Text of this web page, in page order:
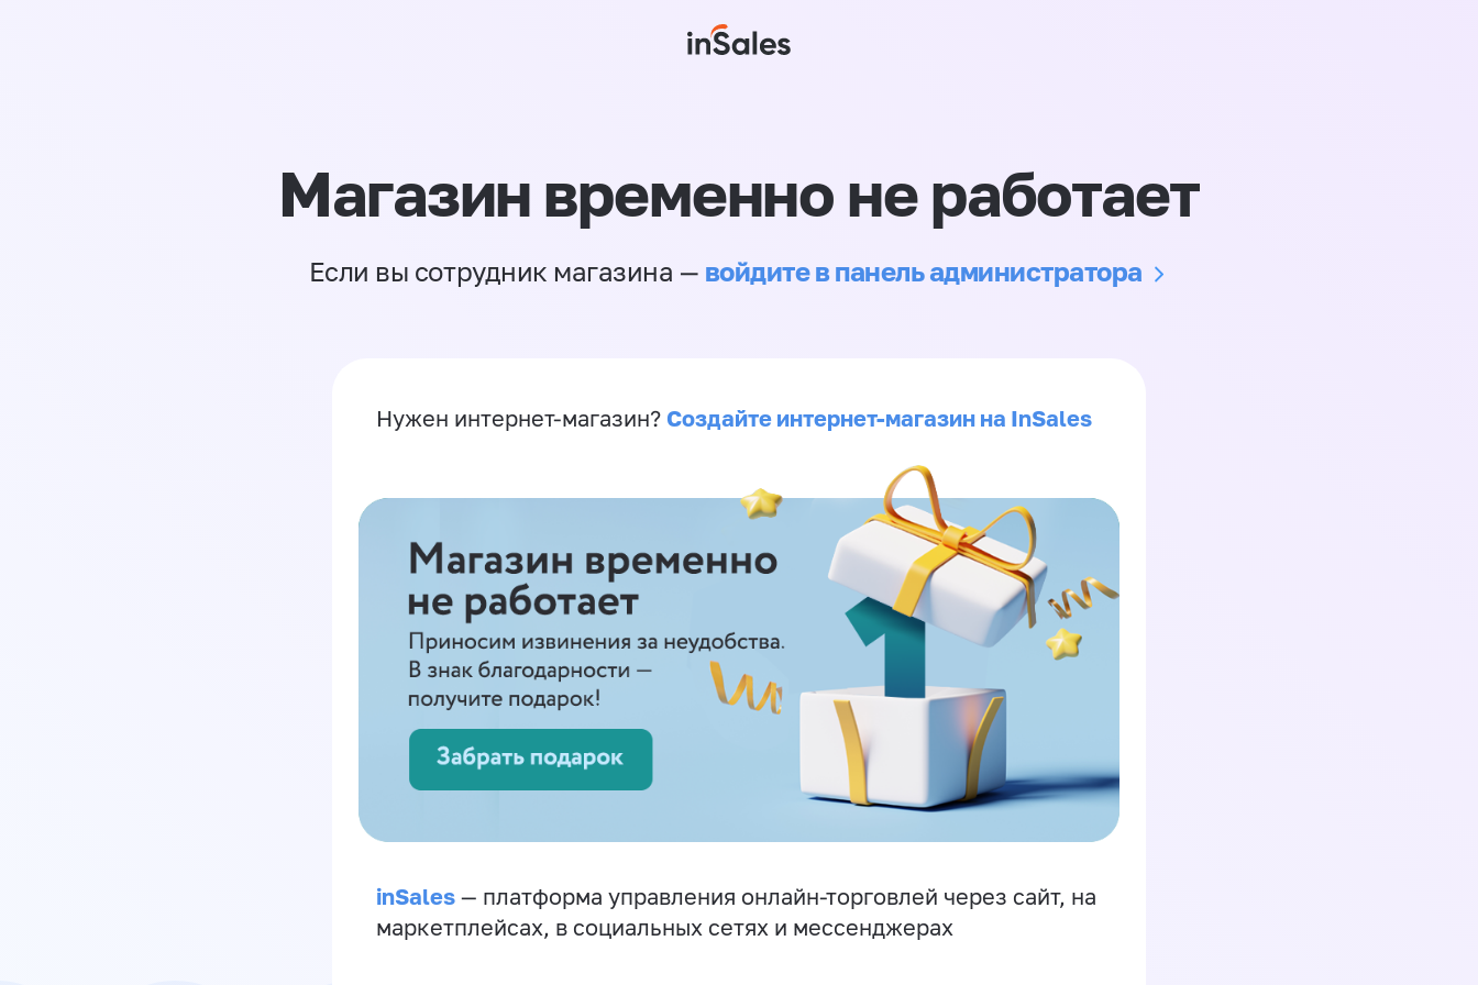
Магазин временно не работает
Если вы сотрудник магазина — войдите в панель администратора
Нужен интернет-магазин? Создайте интернет-магазин на InSales
inSales — платформа управления онлайн-торговлей через сайт, на
маркетплейсах, в социальных сетях и мессенджерах